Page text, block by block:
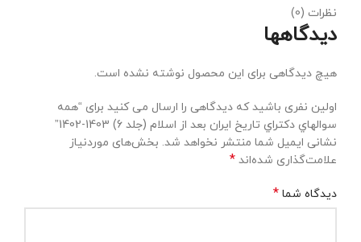
نظرات (0)
دیدگاهها
هیچ دیدگاهی برای این محصول نوشته نشده است.
اولین نفری باشید که دیدگاهی را ارسال می کنید برای “همه
سوالهاي دكتراي تاریخ ایران بعد از اسلام (جلد 6) 1403-1402”
نشانی ایمیل شما منتشر نخواهد شد. بخش‌های موردنیاز
علامت‌گذاری شده‌اند *
دیدگاه شما *